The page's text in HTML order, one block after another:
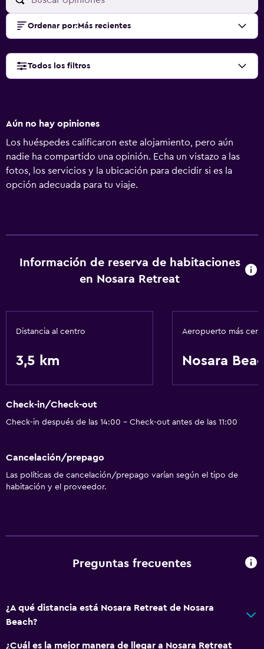
Ordenar por: Más recientes
Todos los filtros
Aún no hay opiniones
Los huéspedes calificaron este alojamiento, pero aún
nadie ha compartido una opinión. Echa un vistazo a las
fotos, los servicios y la ubicación para decidir si es la
opción adecuada para tu viaje.
Información de reserva de habitaciones
en Nosara Retreat
Distancia al centro
3,5 km
Aeropuerto más
Nosara
Check-in/Check-out
Check-in después de las 14:00 - Check-out antes de las 11:00
Cancelación/prepago
Las políticas de cancelación/prepago varían según el tipo de
habitación y el proveedor.
Preguntas frecuentes
¿A qué distancia está Nosara Retreat de Nosara
Beach?
¿Cuál es la mejor manera de llegar a Nosara Retreat